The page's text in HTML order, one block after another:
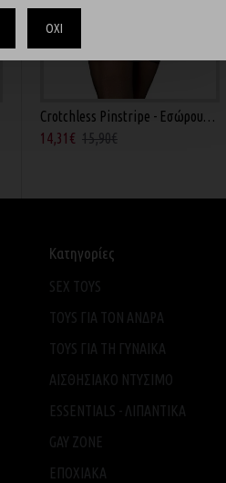
ΟΧΙ
Crotchless Pinstripe - Εσώρουχο με Ζαρτιέρες Μαύρο
14,31€ 15,90€
Κατηγορίες
SEX TOYS
TOYS ΓΙΑ ΤΟΝ ΑΝΔΡΑ
TOYS ΓΙΑ ΤH ΓΥΝΑΙΚΑ
ΑΙΣΘΗΣΙΑΚΟ ΝΤΥΣΙΜΟ
ESSENTIALS - ΛΙΠΑΝΤΙΚΑ
GAY ZONE
ΕΠΟΧΙΑΚΑ